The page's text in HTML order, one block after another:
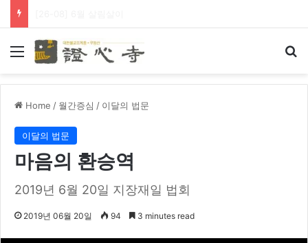
Menu
Home / 월간증심 / 이달의 법문
이달의 법문
마음의 환승역
2019년 6월 20일 지장재일 법회
2019년 06월 20일 94 3 minutes read